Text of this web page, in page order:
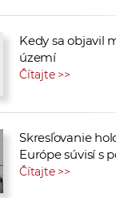
Kedy sa objavil
území
Čítajte >>
Skresľovanie
Európe súvisí s
Čítajte >>